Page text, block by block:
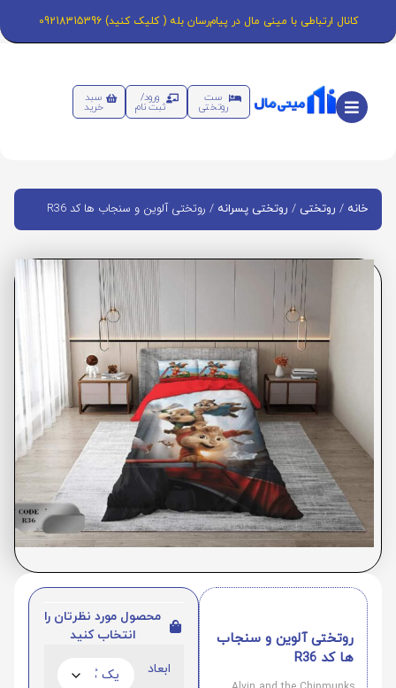
کانال ارتباطی با مینی مال در پیام‌رسان بله ( کلیک کنید) 09218315396
ست
روتختی
ورود/
ثبت نام
سبد
خرید
خانه / روتختی / روتختی پسرانه / روتختی آلوین و سنجاب ها کد R36
روتختی آلوین و سنجاب
ها کد R36
محصول مورد نظرتان را
انتخاب کنید
ابعاد